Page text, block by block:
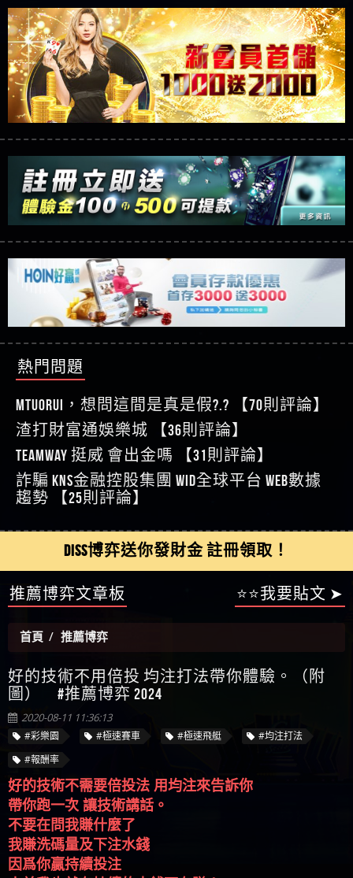
的錢一招拿回
機台運算專案是不是詐騙 機台運算專案是真的嗎
被機台運算專案詐騙的錢怎麼辦 本文教你如何拿
回被騙資金
討回資金賴zg369】Hoyabit是詐騙嗎 Hoyabit是不是詐
騙 Hoyabit是真的嗎 被HoyabitHoyabit詐騙的錢怎麼辦
本文教你如何拿回被騙資金
【其他問題】KS.M多元化行銷詐騙持續收割國人
中【免費討回資金賴zg369】KS.M多元化行銷是詐
騙嗎 KS.M多元化行銷是不是詐騙 KS.M多元化行銷是
真的嗎 被KS.M多元化行銷詐騙的錢怎麼辦 本文教
你如何拿回被騙資金
【其他問題】免費追回賴「zg369」深度解析野原
家 Family & Love如何詐騙 野原家 Family & Love是不是詐
騙 野原家 Family & Love是真的嗎 野原家 Family & Love是
詐騙嗎 165多次通報野原家 Family & Love是詐騙平台
請遠離
【其他問題】元盈橋詐騙持續收割國人中【免費
討回資金賴zg369】元盈橋是詐騙嗎 元盈橋是不是
詐騙 元盈橋是真的嗎 被元盈橋詐騙的錢怎麼辦
本文教你如何拿回被騙資金
【其他問題】被騙追回賴【zg369】M.L.Edge利用新
型詐騙手法欺詐群眾 M.L.Edge是真的嗎 M.L.Edge是不
是詐騙 M.L.Edge是詐騙嗎 【M.L.Edge】M.L.Edge無法出
【其他問題】 Robinhood詐騙持續收割國人中【免
費討回資金賴zg369】Robinhood是詐騙嗎 Robinhood是
【其他問題】FLTO詐騙持續收割國人中【免費討回
被騙資金
ALYWS是詐騙嗎 （ALYWS）無法出金 請小心群組暗椿
者免費援助賴zg369）當當詐騙 當當是不是詐騙 當
當是真的嗎 當當是詐騙嗎 六旬老婦深信當當高獲
利回報被騙的家破人亡
【其他問題】用理性數據指路，開啟你的高回報
娛樂之旅
【其他問題】【老玩家不藏私】2025 線上老虎機
這樣挑！RTP、波動率和平台安全的全攻略！
【推薦博弈】這款《ATG 武俠》老虎機真的猛！玩
過才知道什麼叫超過3萬種中獎方式！
【推薦博弈】BNG電子遊戲完整攻略！熱門老虎
51,000倍數玩法攻略，輕鬆稱霸老虎機！
【其他問題】「拆解力智投資詐騙套路緊急追討
賴zg369」力智投資是不是詐騙 力智投資是真的嗎
力智投資是詐騙嗎 南部老翁還在癡迷力智投資高
回報獲利 請不要在匯款
【其他問題】 【遇天盛商行詐騙追回資金賴
zg369】天盛商行詐騙 天盛商行是不是詐騙 天盛商
行是真的嗎 天盛商行是詐騙嗎 被天盛商行詐騙一
招教你拿回
【其他問題】 受害者援助賴【zg369】退休老翁被
大戶e點靈詐騙痛不欲生 大戶e點靈是真的嗎 大戶e
點靈是不是詐騙 大戶e點靈是詐騙嗎 大戶e點靈無
法出金 （大戶e點靈）教你如何規避詐騙陷阱
【其他問題】 弘記投資詐騙持續收割國人中【免
費討回資金賴zg369】弘記投資是詐騙嗎 弘記投資
是不是詐騙 弘記投資是真的嗎 被弘記投資詐騙的
【其他問題】 被騙追回賴【zg369】KnTop利用新型
詐騙手法欺詐群眾 KnTop是真的嗎 KnTop是不是詐騙
的錢一招拿回
【其他問題】機台運算專案詐騙持續收割國人中
機台運算專案是不是詐騙 機台運算專案是真的嗎
被機台運算專案詐騙的錢怎麼辦 本文教你如何拿
回被騙資金
討回資金賴zg369】Hoyabit是詐騙嗎 Hoyabit是不是詐
騙 Hoyabit是真的嗎 被HoyabitHoyabit詐騙的錢怎麼辦
本文教你如何拿回被騙資金
【其他問題】KS.M多元化行銷詐騙持續收割國人
中【免費討回資金賴zg369】KS.M多元化行銷是詐
騙嗎 KS.M多元化行銷是不是詐騙 KS.M多元化行銷是
真的嗎 被KS.M多元化行銷詐騙的錢怎麼辦 本文教
你如何拿回被騙資金
【其他問題】免費追回賴「zg369」深度解析野原
家 Family & Love如何詐騙 野原家 Family & Love是不是詐
騙 野原家 Family & Love是真的嗎 野原家 Family & Love是
詐騙嗎 165多次通報野原家 Family & Love是詐騙平台
請遠離
【其他問題】元盈橋詐騙持續收割國人中【免費
討回資金賴zg369】元盈橋是詐騙嗎 元盈橋是不是
詐騙 元盈橋是真的嗎 被元盈橋詐騙的錢怎麼辦
本文教你如何拿回被騙資金
【其他問題】被騙追回賴【zg369】M.L.Edge利用新
型詐騙手法欺詐群眾 M.L.Edge是真的嗎 M.L.Edge是不
是詐騙 M.L.Edge是詐騙嗎 【M.L.Edge】M.L.Edge無法出
【其他問題】 Robinhood詐騙持續收割國人中【免
費討回資金賴zg369】Robinhood是詐騙嗎 Robinhood是
麼辦 本文教你如何拿回被騙資金
【其他問題】FLTO詐騙持續收割國人中【免費討回
真的嗎 被FLTO詐騙的錢怎麼辦 本文教你如何拿回
ALYWS詐騙家破人亡 ALYWS是真的嗎 ALYWS是不是詐騙
【其他問題】 一招教你揭秘新型詐騙手法 （受害
當是真的嗎 當當是詐騙嗎 六旬老婦深信當當高獲
利回報被騙的家破人亡
【Wei】讚
【沈樂慧】又是九州??爛死了黑網不要玩
【林伊依】爛死了拉贏錢直接鎖帳號可以去吃屎
【陳靜茹】推薦小畢，我也是小畢的會員～～
【黃家羭】推推
【AVA娛樂城】還會自己做假對話來毀謗欸哈哈哈
好厲
【陳順堪】黑網不出金
【黃伊珊】不推薦爛公司
【陳順堪】星匯娛樂城出金幾次後贏錢就不給出
金
【陳順堪】黑網出金幾次後贏了就不出金出
【玩運彩】
【asd】唬爛不出金黑網垃圾平台
【蘇俊曄】所以會出金嗎現在也是一樣的狀況
【侯依揚】廢物喔
【傑】推代理真的好相處
【盧鴻傑】請問一下100多萬會出金嗎，有誰可以
回答
【王亞廷】LINE:kK605638
【王亞廷】#免費手遊#錢龍皇ONLINE#http
【傑】真的
【蔡如軒】黑網一個呵呵
【Wei】讚
【沈樂慧】又是九州??爛死了黑網不要玩
【林伊依】爛死了拉贏錢直接鎖帳號可以去吃屎
【陳靜茹】推薦小畢，我也是小畢的會員～～
【黃家羭】推推
【AVA娛樂城】還會自己做假對話來毀謗欸哈哈哈
【黃伊珊】不推薦爛公司
【陳順堪】星匯娛樂城出金幾次後贏錢就不給出
金
【陳順堪】黑網出金幾次後贏了就不出金出
【玩運彩】
【蘇俊曄】所以會出金嗎現在也是一樣的狀況
熱門問題
MTUORUi，想問這間是真是假?.? 【70則評論】
渣打財富通娛樂城 【36則評論】
TEAMWAY 挺威 會出金嗎 【31則評論】
詐騙 kns金融控股集團 WID全球平台 WEB數據
趨勢 【25則評論】
推薦博弈文章板 ⭐⭐我要貼文 ➤
首頁 推薦博弈
好的技術不用倍投 均注打法帶你體驗。（附
2020-08-11 11:36:13
#彩樂園 #極速賽車
#報酬率
帶你跑一次 讓技術講話。
不要在問我賺什麼了
我賺洗碼量及下注水錢
因爲你贏持續投注
小弟我也就有持續的水錢可有賺！
詢問請掃碼QR Code